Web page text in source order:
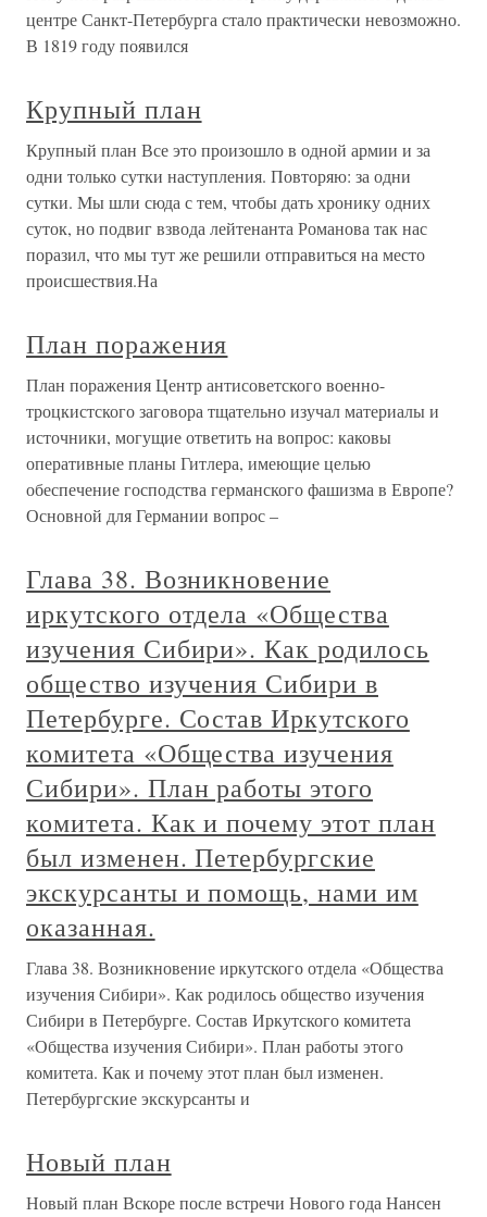
центре Санкт-Петербурга стало практически невозможно.
В 1819 году появился
Крупный план
Крупный план Все это произошло в одной армии и за
одни только сутки наступления. Повторяю: за одни
сутки. Мы шли сюда с тем, чтобы дать хронику одних
суток, но подвиг взвода лейтенанта Романова так нас
поразил, что мы тут же решили отправиться на место
происшествия.На
План поражения
План поражения Центр антисоветского военно-
троцкистского заговора тщательно изучал материалы и
источники, могущие ответить на вопрос: каковы
оперативные планы Гитлера, имеющие целью
обеспечение господства германского фашизма в Европе?
Основной для Германии вопрос –
Глава 38. Возникновение
иркутского отдела «Общества
изучения Сибири». Как родилось
общество изучения Сибири в
Петербурге. Состав Иркутского
комитета «Общества изучения
Сибири». План работы этого
комитета. Как и почему этот план
был изменен. Петербургские
экскурсанты и помощь, нами им
оказанная.
Глава 38. Возникновение иркутского отдела «Общества
изучения Сибири». Как родилось общество изучения
Сибири в Петербурге. Состав Иркутского комитета
«Общества изучения Сибири». План работы этого
комитета. Как и почему этот план был изменен.
Петербургские экскурсанты и
Новый план
Новый план Вскоре после встречи Нового года Нансен